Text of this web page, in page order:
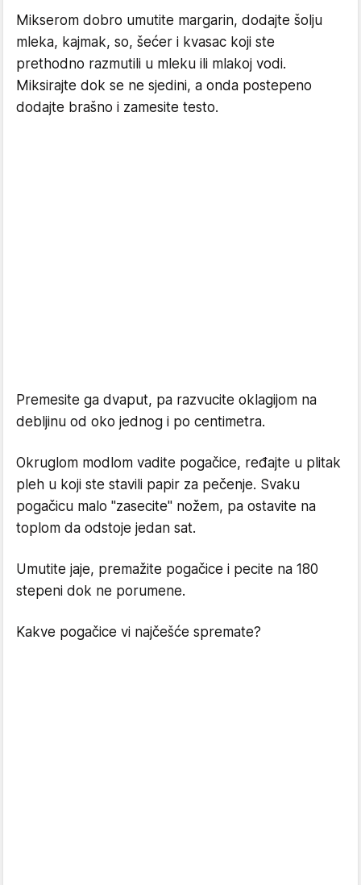
Mikserom dobro umutite margarin, dodajte šolju
mleka, kajmak, so, šećer i kvasac koji ste
prethodno razmutili u mleku ili mlakoj vodi.
Miksirajte dok se ne sjedini, a onda postepeno
dodajte brašno i zamesite testo.
Premesite ga dvaput, pa razvucite oklagijom na
debljinu od oko jednog i po centimetra.
Okruglom modlom vadite pogačice, ređajte u plitak
pleh u koji ste stavili papir za pečenje. Svaku
pogačicu malo "zasecite" nožem, pa ostavite na
toplom da odstoje jedan sat.
Umutite jaje, premažite pogačice i pecite na 180
stepeni dok ne porumene.
Kakve pogačice vi najčešće spremate?